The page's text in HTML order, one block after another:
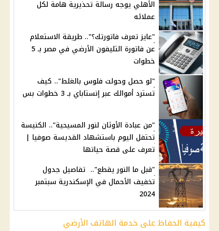
الأهلي يوجه رسالة تحذيرية هامة لكل
عملائه
"عايز تعرف فاتورتك؟".. طريقة الاستعلام
عن فاتورة التليفون الأرضي في مصر بـ 5
خطوات
"لو حصل وحولت فلوس بالغلط".. كيف
تسترد أموالك عبر إنستاباي بـ 3 خطوات بس
"من عبادة الأوثان لنور المسيحية".. الكنيسة
تحتفل اليوم باستشهاد القديسة صوفيا |
تعرف على قصة حياتها
"قبل ما النور يقطع".. تفاصيل جدول
تخفيف الأحمال في الإسكندرية سبتمبر
2024
كيفية الحفاظ على خدمة الهاتف الأرضي